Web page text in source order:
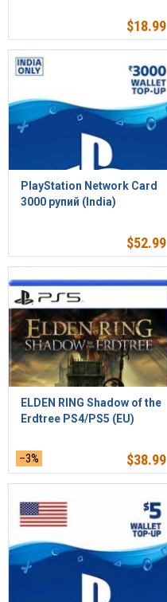
$18.99
PlayStation Network Card
3000 рупий (India)
$52.99
ELDEN RING Shadow of the
Erdtree PS4/PS5 (EU)
–3% $38.99